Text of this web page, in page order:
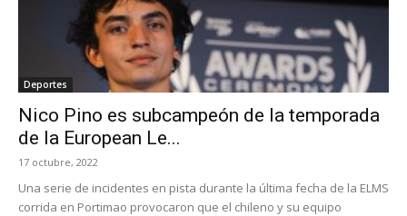
Deportes
Nico Pino es subcampeón de la temporada
de la European Le...
17 octubre, 2022
Una serie de incidentes en pista durante la última fecha de la ELMS
corrida en Portimao provocaron que el chileno y su equipo